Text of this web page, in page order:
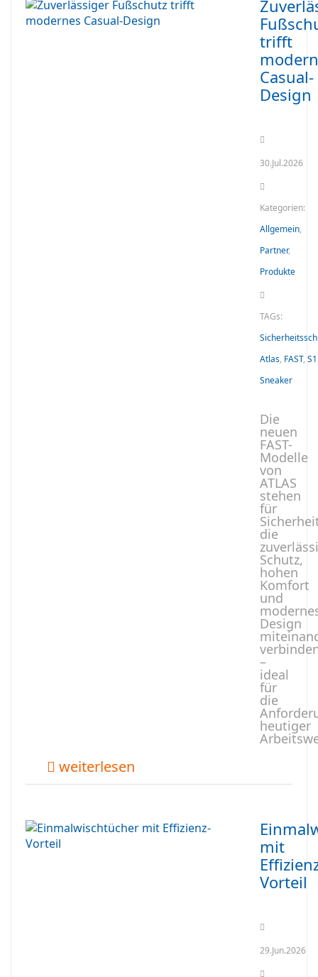
trifft
Casual-
Design
30.Jul.2026
Kategorien:
Allgemein,
Partner,
Produkte
TAGs:
Atlas, FAST,
Sneaker
Die
neuen
FAST-
Modelle
von
ATLAS
stehen
für
die
Schutz,
hohen
Komfort
und
Design
–
ideal
für
die
heutiger
weiterlesen
mit
Vorteil
29.Jun.2026